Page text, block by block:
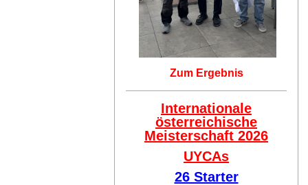
Zum Ergebnis
Internationale
österreichische
Meisterschaft 2026
UYCAs
26 Starter